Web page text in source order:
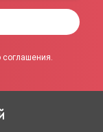
соглашения.